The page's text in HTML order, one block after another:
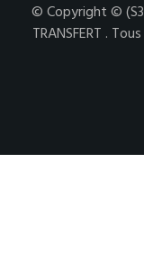
© Copyright ©
TRANSFERT .